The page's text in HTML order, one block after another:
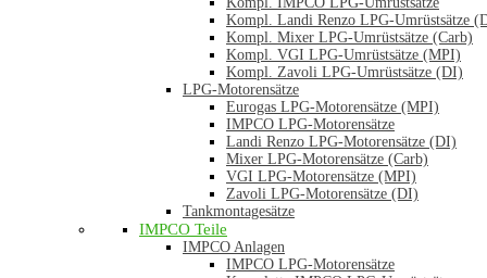
Kompl. Landi Renzo LPG-Umrüstsätze
Kompl. Mixer LPG-Umrüstsätze (Carb)
Kompl. VGI LPG-Umrüstsätze (MPI)
Kompl. Zavoli LPG-Umrüstsätze (DI)
LPG-Motorensätze
Eurogas LPG-Motorensätze (MPI)
IMPCO LPG-Motorensätze
Landi Renzo LPG-Motorensätze (DI)
Mixer LPG-Motorensätze (Carb)
VGI LPG-Motorensätze (MPI)
Zavoli LPG-Motorensätze (DI)
Tankmontagesätze
IMPCO Teile
IMPCO Anlagen
IMPCO LPG-Motorensätze